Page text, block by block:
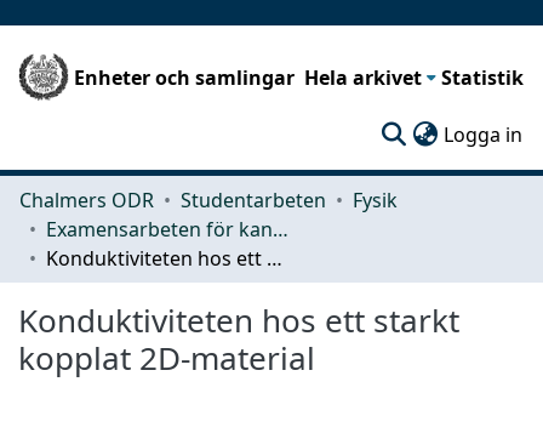
Enheter och samlingar Hela arkivet Statistik
Logga in
Chalmers ODR Studentarbeten
Fysik
Examensarbeten för kandidatexamen
Konduktiviteten hos ett starkt kopplat 2D-material
Konduktiviteten hos ett starkt
kopplat 2D-material